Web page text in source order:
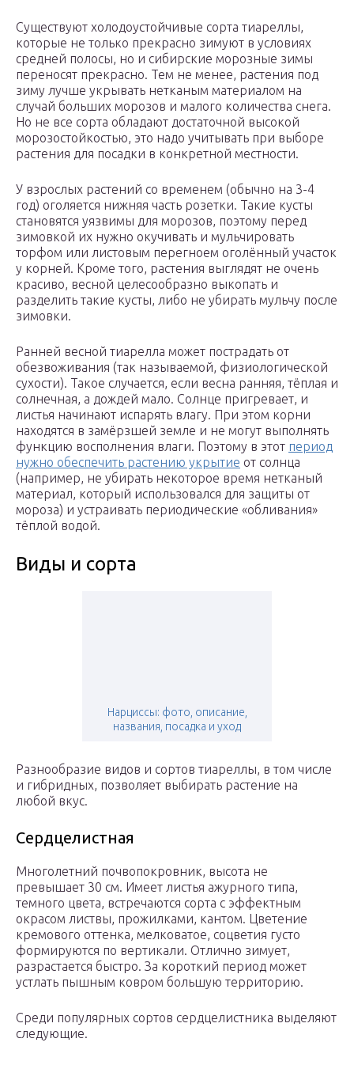
Существуют холодоустойчивые сорта тиареллы,
которые не только прекрасно зимуют в условиях
средней полосы, но и сибирские морозные зимы
переносят прекрасно. Тем не менее, растения под
зиму лучше укрывать нетканым материалом на
случай больших морозов и малого количества снега.
Но не все сорта обладают достаточной высокой
морозостойкостью, это надо учитывать при выборе
растения для посадки в конкретной местности.
У взрослых растений со временем (обычно на 3-4
год) оголяется нижняя часть розетки. Такие кусты
становятся уязвимы для морозов, поэтому перед
зимовкой их нужно окучивать и мульчировать
торфом или листовым перегноем оголённый участок
у корней. Кроме того, растения выглядят не очень
красиво, весной целесообразно выкопать и
разделить такие кусты, либо не убирать мульчу после
зимовки.
Ранней весной тиарелла может пострадать от
обезвоживания (так называемой, физиологической
сухости). Такое случается, если весна ранняя, тёплая и
солнечная, а дождей мало. Солнце пригревает, и
листья начинают испарять влагу. При этом корни
находятся в замёрзшей земле и не могут выполнять
функцию восполнения влаги. Поэтому в этот период
нужно обеспечить растению укрытие от солнца
(например, не убирать некоторое время нетканый
материал, который использовался для защиты от
мороза) и устраивать периодические «обливания»
тёплой водой.
Виды и сорта
Нарциссы: фото, описание,
названия, посадка и уход
Разнообразие видов и сортов тиареллы, в том числе
и гибридных, позволяет выбирать растение на
любой вкус.
Сердцелистная
Многолетний почвопокровник, высота не
превышает 30 см. Имеет листья ажурного типа,
темного цвета, встречаются сорта с эффектным
окрасом листвы, прожилками, кантом. Цветение
кремового оттенка, мелковатое, соцветия густо
формируются по вертикали. Отлично зимует,
разрастается быстро. За короткий период может
устлать пышным ковром большую территорию.
Среди популярных сортов сердцелистника выделяют
следующие.